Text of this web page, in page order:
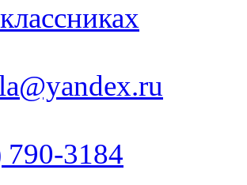
790-3184